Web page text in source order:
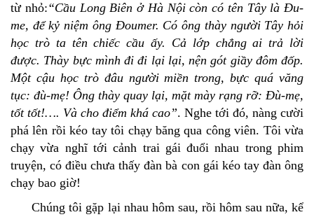
từ nhỏ:“Cầu Long Biên ở Hà Nội còn có tên Tây là Ðu-
me, để kỷ niệm ông Ðoumer. Có ông thày người Tây hỏi
học trò ta tên chiếc cầu ấy. Cả lớp chẳng ai trả lời
được. Thày bực mình đi đi lại lại, nện gót giầy đôm đốp.
Một cậu học trò đâu người miền trong, bực quá văng
tục: đù-mẹ! Ông thày quay lại, mặt mày rạng rỡ: Ðù-mẹ,
tốt tốt!…. Và cho điểm khá cao”. Nghe tới đó, nàng cười
phá lên rồi kéo tay tôi chạy băng qua công viên. Tôi vừa
chạy vừa nghĩ tới cảnh trai gái đuổi nhau trong phim
truyện, có điều chưa thấy đàn bà con gái kéo tay đàn ông
chạy bao giờ!
Chúng tôi gặp lại nhau hôm sau, rồi hôm sau nữa, kể